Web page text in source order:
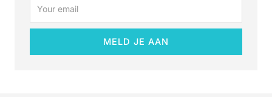
MELD JE AAN